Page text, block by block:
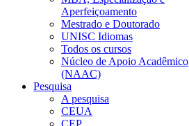
Aperfeiçoamento
Mestrado e Doutorado
UNISC Idiomas
Todos os cursos
Núcleo de Apoio Acadêmico
(NAAC)
Pesquisa
A pesquisa
CEUA
CEP